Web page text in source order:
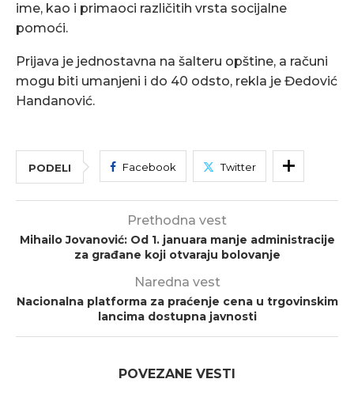
ime, kao i primaoci različitih vrsta socijalne
pomoći.
Prijava je jednostavna na šalteru opštine, a računi
mogu biti umanjeni i do 40 odsto, rekla je Đedović
Handanović.
PODELI Facebook Twitter
Prethodna vest
Mihailo Jovanović: Od 1. januara manje administracije
za građane koji otvaraju bolovanje
Naredna vest
Nacionalna platforma za praćenje cena u trgovinskim
lancima dostupna javnosti
POVEZANE VESTI